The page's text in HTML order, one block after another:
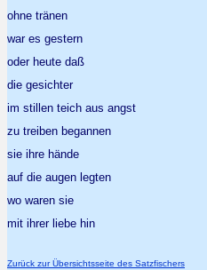
ohne tränen
war es gestern
oder heute daß
die gesichter
im stillen teich aus angst
zu treiben begannen
sie ihre hände
auf die augen legten
wo waren sie
mit ihrer liebe hin
Zurück zur Übersichtsseite des Satzfischers